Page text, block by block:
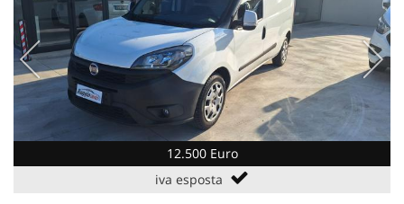
12.500 Euro
iva esposta